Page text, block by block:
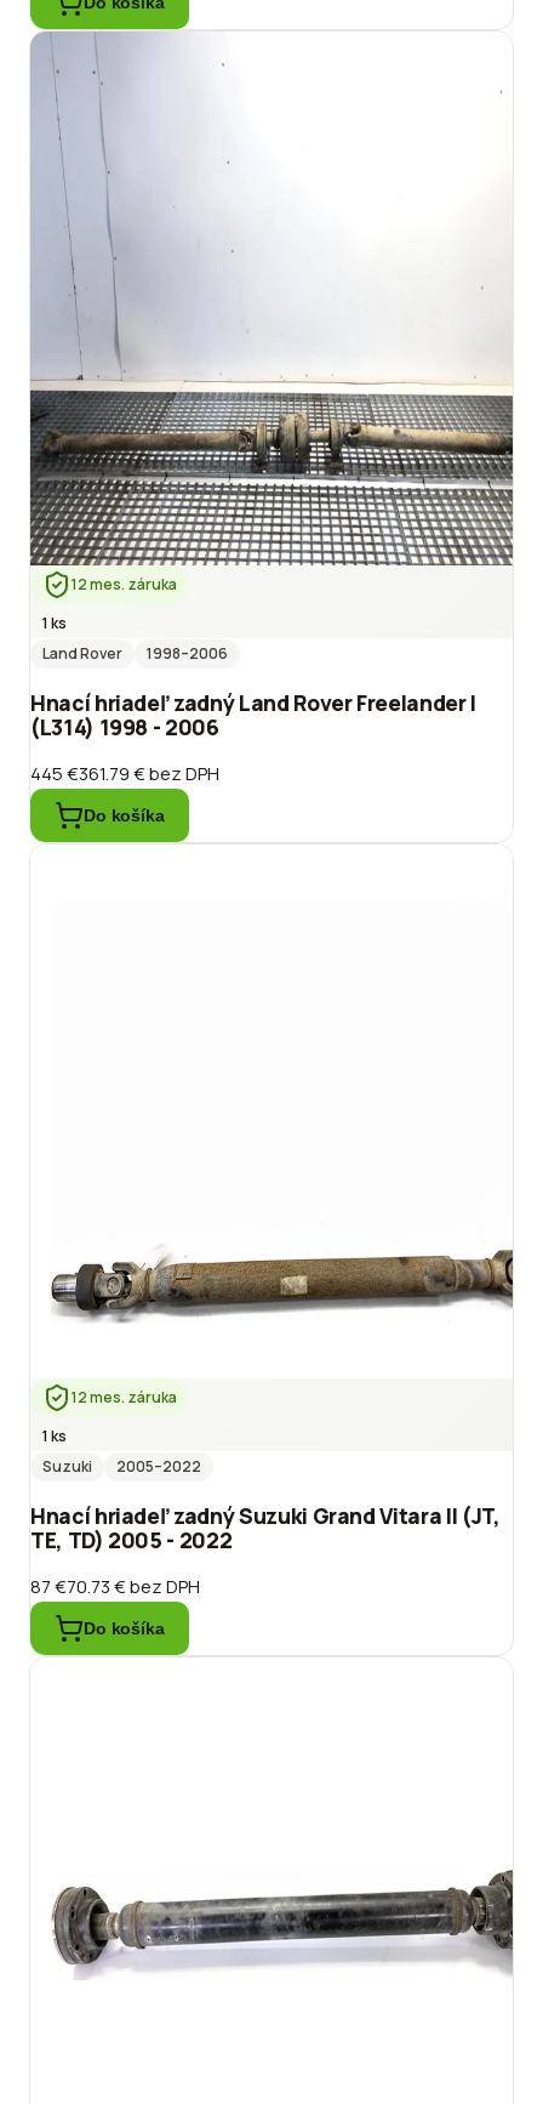
12 mes. záruka
1 ks
Land Rover
1998–2006
Hnací hriadeľ zadný Land Rover Freelander I
(L314) 1998 - 2006
445 €361.79 €bez DPH
Do košíka
12 mes. záruka
1 ks
Suzuki
2005–2022
Hnací hriadeľ zadný Suzuki Grand Vitara II (JT,
TE, TD) 2005 - 2022
87 €70.73 €bez DPH
Do košíka